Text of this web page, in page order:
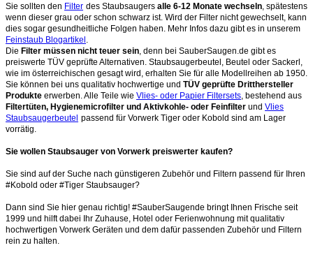
Sie sollten den Filter des Staubsaugers alle 6-12 Monate wechseln , spätestens
wenn dieser grau oder schon schwarz ist. Wird der Filter nicht gewechselt, kann
dies sogar gesundheitliche Folgen haben. Mehr Infos dazu gibt es in unserem
Feinstaub Blogartikel
Die Filter müssen nicht teuer sein , denn bei SauberSaugen.de gibt es
preiswerte TÜV geprüfte Alternativen. Staubsaugerbeutel, Beutel oder Sackerl,
wie im österreichischen gesagt wird, erhalten Sie für alle Modellreihen ab 1950.
Sie können bei uns qualitativ hochwertige und TÜV geprüfte Dritthersteller
Produkte erwerben. Alle Teile wie Vlies- oder Papier Filtersets , bestehend aus
Filtertüten, Hygienemicrofilter und Aktivkohle- oder Feinfilter und Vlies
Staubsaugerbeutel passend für Vorwerk Tiger oder Kobold sind am Lager
vorrätig.
Sie wollen Staubsauger von Vorwerk preiswerter kaufen?
Sie sind auf der Suche nach günstigeren Zubehör und Filtern passend für Ihren
#Kobold oder #Tiger Staubsauger?
Dann sind Sie hier genau richtig! #SauberSaugende bringt Ihnen Frische seit
1999 und hilft dabei Ihr Zuhause, Hotel oder Ferienwohnung mit qualitativ
hochwertigen Vorwerk Geräten und dem dafür passenden Zubehör und Filtern
rein zu halten.